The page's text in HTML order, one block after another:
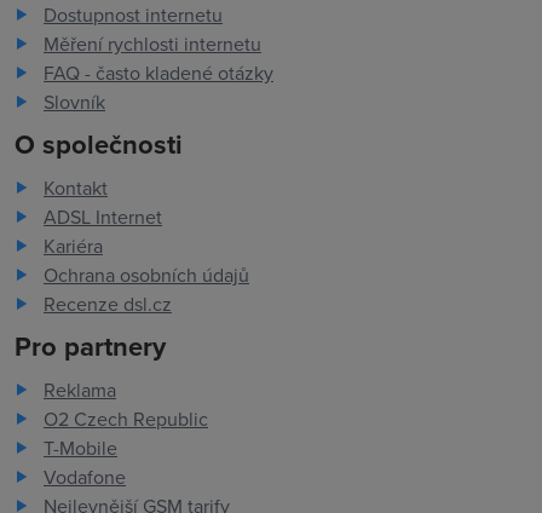
Dostupnost internetu
Měření rychlosti internetu
FAQ - často kladené otázky
Slovník
O společnosti
Kontakt
ADSL Internet
Kariéra
Ochrana osobních údajů
Recenze dsl.cz
Pro partnery
Reklama
O2 Czech Republic
T-Mobile
Vodafone
Nejlevnější GSM tarify